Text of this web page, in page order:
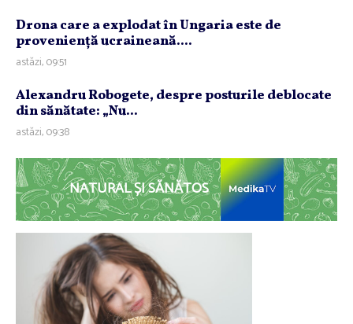
Drona care a explodat în Ungaria este de
provenienţă ucraineană....
astăzi, 09:51
Alexandru Robogete, despre posturile deblocate
din sănătate: „Nu...
astăzi, 09:38
NATURAL ȘI SĂNĂTOS